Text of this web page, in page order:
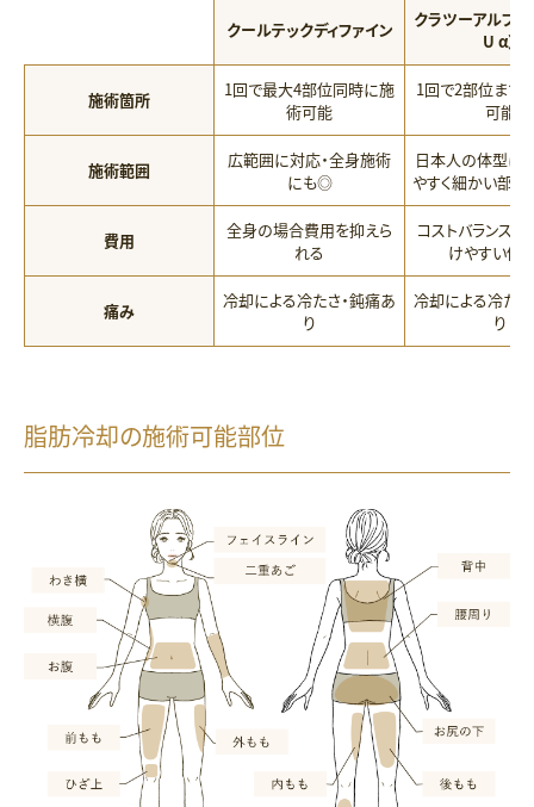
クールテックディファイン
クラツーアルファ
U α）
施術箇所
1回で最大4部位同時に施
術可能
1回で2部位まで
可能
施術範囲
広範囲に対応・全身施術
にも◎
日本人の体型にフ
やすく細かい部
費用
全身の場合費用を抑えら
れる
コストバランスに
けやすい価
痛み
冷却による冷たさ・鈍痛あ
り
冷却による冷たさ
り
脂肪冷却の施術可能部位